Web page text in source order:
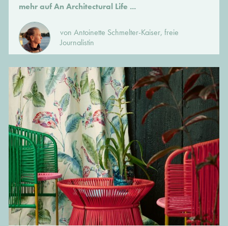
mehr auf An Architectural Life ...
von Antoinette Schmelter-Kaiser, freie
Journalistin